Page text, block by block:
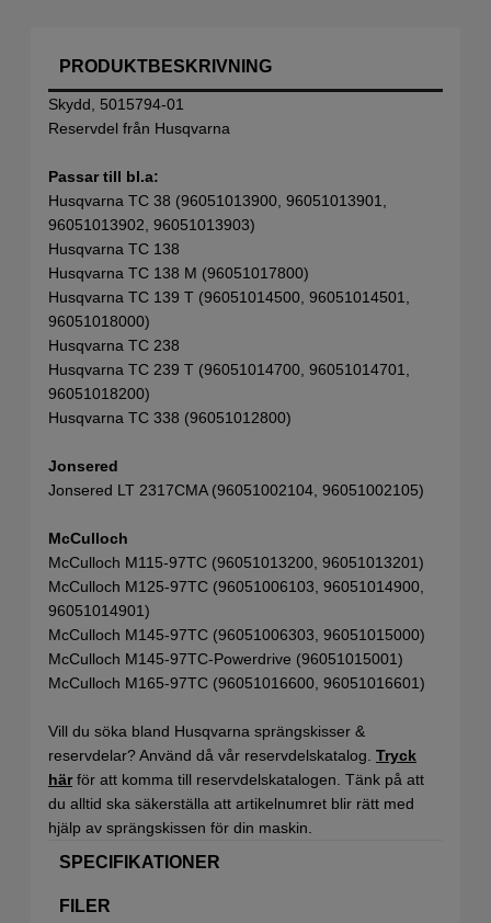
PRODUKTBESKRIVNING
Skydd, 5015794-01
Reservdel från Husqvarna
Passar till bl.a:
Husqvarna TC 38 (96051013900, 96051013901,
96051013902, 96051013903)
Husqvarna TC 138
Husqvarna TC 138 M (96051017800)
Husqvarna TC 139 T (96051014500, 96051014501,
96051018000)
Husqvarna TC 238
Husqvarna TC 239 T (96051014700, 96051014701,
96051018200)
Husqvarna TC 338 (96051012800)
Jonsered
Jonsered LT 2317CMA (96051002104, 96051002105)
McCulloch
McCulloch M115-97TC (96051013200, 96051013201)
McCulloch M125-97TC (96051006103, 96051014900,
96051014901)
McCulloch M145-97TC (96051006303, 96051015000)
McCulloch M145-97TC-Powerdrive (96051015001)
McCulloch M165-97TC (96051016600, 96051016601)
Vill du söka bland Husqvarna sprängskisser &
reservdelar? Använd då vår reservdelskatalog. Tryck
härför att komma till reservdelskatalogen. Tänk på att
du alltid ska säkerställa att artikelnumret blir rätt med
hjälp av sprängskissen för din maskin.
SPECIFIKATIONER
FILER